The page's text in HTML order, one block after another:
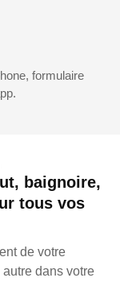
baignoire,
tous vos
de votre
dans votre
formulaire